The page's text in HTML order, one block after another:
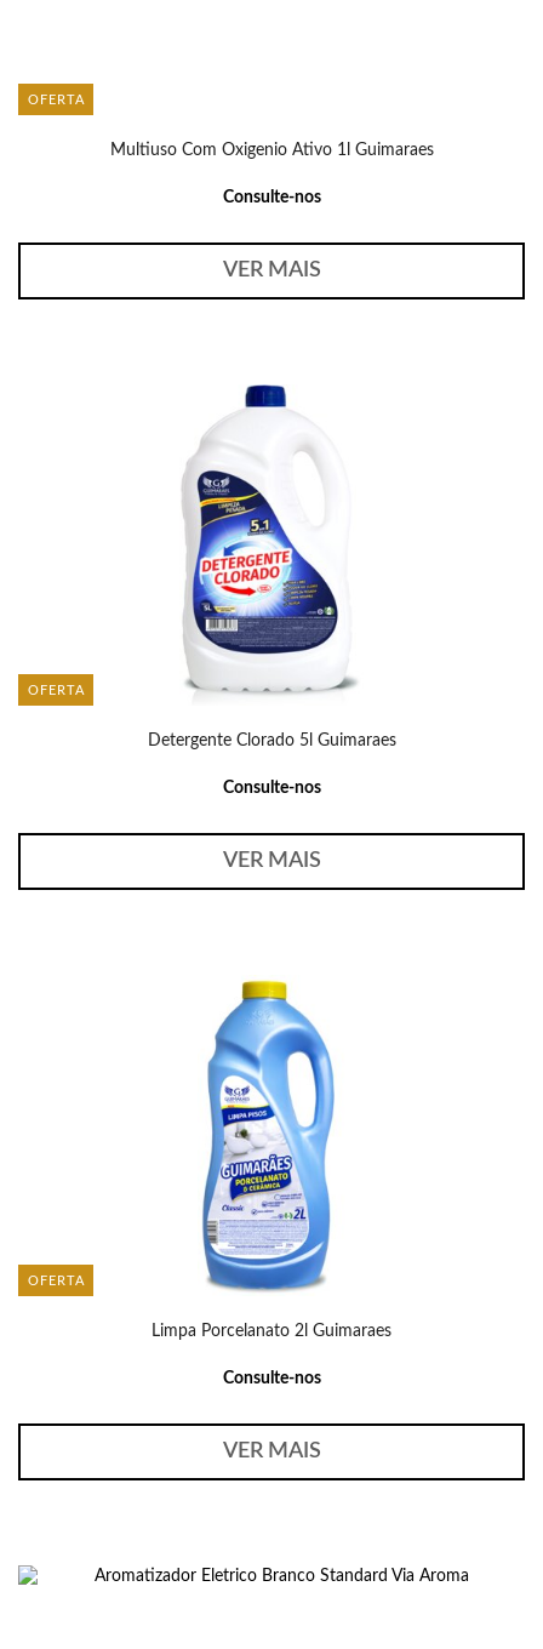
OFERTA
Multiuso Com Oxigenio Ativo 1l Guimaraes
Consulte-nos
VER MAIS
OFERTA
Detergente Clorado 5l Guimaraes
Consulte-nos
VER MAIS
OFERTA
Limpa Porcelanato 2l Guimaraes
Consulte-nos
VER MAIS